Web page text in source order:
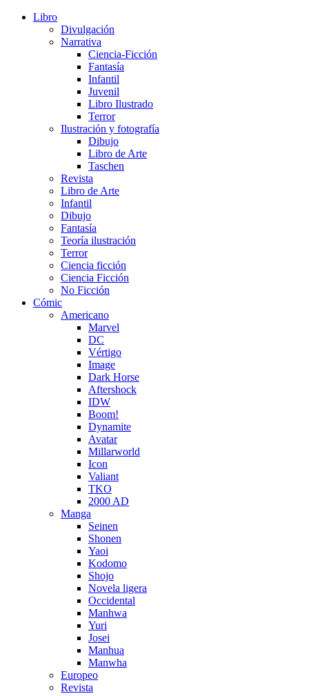
Libro
Divulgación
Narrativa
Ciencia-Ficción
Fantasía
Infantil
Juvenil
Libro Ilustrado
Terror
Ilustración y fotografía
Dibujo
Libro de Arte
Taschen
Revista
Libro de Arte
Infantil
Dibujo
Fantasía
Teoría ilustración
Terror
Ciencia ficción
Ciencia Ficción
No Ficción
Cómic
Americano
Marvel
DC
Vértigo
Image
Dark Horse
Aftershock
IDW
Boom!
Dynamite
Avatar
Millarworld
Icon
Valiant
TKO
2000 AD
Manga
Seinen
Shonen
Yaoi
Kodomo
Shojo
Novela ligera
Occidental
Manhwa
Yuri
Josei
Manhua
Manwha
Europeo
Revista